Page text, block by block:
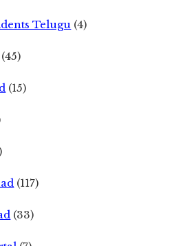
Telugu (4)
(45)
(15)
(117)
(33)